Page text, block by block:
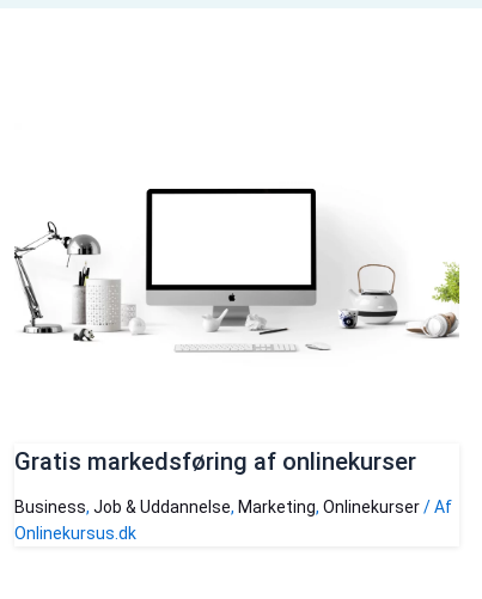
Gratis markedsføring af onlinekurser
Business, Job & Uddannelse, Marketing, Onlinekurser/ Af
Onlinekursus.dk